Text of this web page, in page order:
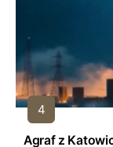
Agraf z